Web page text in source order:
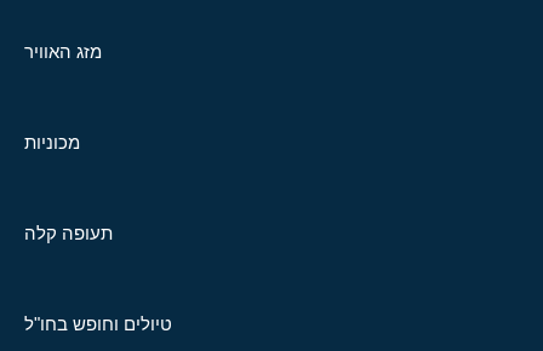
מזג האוויר
מכוניות
תעופה קלה
טיולים וחופש בחו"ל